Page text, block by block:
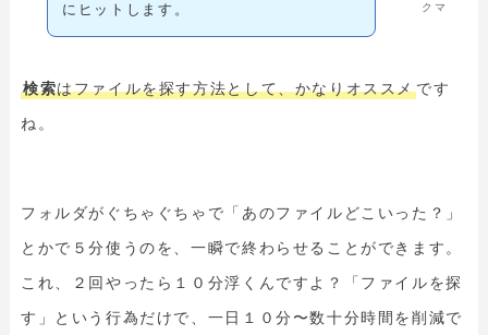
クマ
にヒットします。
検索はファイルを探す方法として、かなりオススメです
ね。
フォルダがぐちゃぐちゃで「あのファイルどこいった？」
とかで５分使うのを、一瞬で終わらせることができます。
これ、２回やったら１０分浮くんですよ？「ファイルを探
す」という行為だけで、一日１０分〜数十分時間を削減で